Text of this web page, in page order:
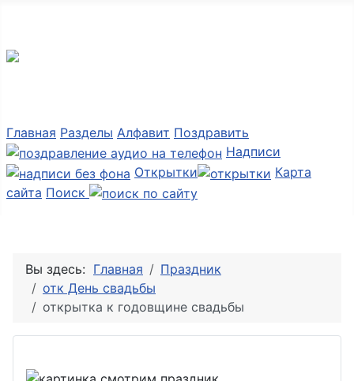
Главная Разделы Алфавит Поздравить
Надписи
Открытки
Карта
сайта Поиск
Вы здесь: Главная
Праздник
отк День свадьбы
открытка к годовщине свадьбы